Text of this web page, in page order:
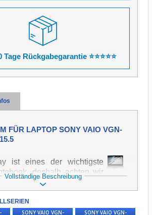
Tage Rückgabegarantie ⭐⭐⭐⭐⭐
FÜR LAPTOP SONY VAIO VGN-
ist eines der wichtigste
deshalb achten wir
Qualität dieses Ersatzteils.
Darstellung von Texten und
Form. Zu
kommt es sehr
Vollständige Beschreibung
SONY VAIO VGN-
SONY VAIO VGN-